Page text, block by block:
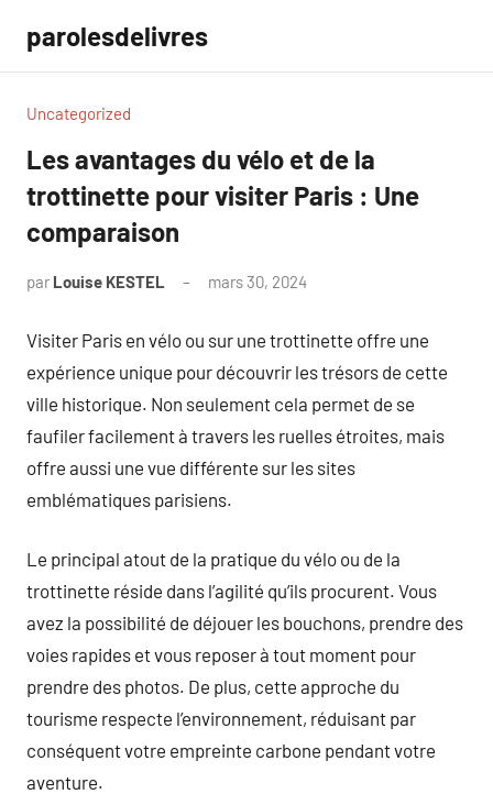
contenu
parolesdelivres
Uncategorized
Les avantages du vélo et de la
trottinette pour visiter Paris : Une
comparaison
par Louise KESTEL mars 30, 2024
Visiter Paris en vélo ou sur une trottinette offre une
expérience unique pour découvrir les trésors de cette
ville historique. Non seulement cela permet de se
faufiler facilement à travers les ruelles étroites, mais
offre aussi une vue différente sur les sites
emblématiques parisiens.
Le principal atout de la pratique du vélo ou de la
trottinette réside dans l’agilité qu’ils procurent. Vous
avez la possibilité de déjouer les bouchons, prendre des
voies rapides et vous reposer à tout moment pour
prendre des photos. De plus, cette approche du
tourisme respecte l’environnement, réduisant par
conséquent votre empreinte carbone pendant votre
aventure.